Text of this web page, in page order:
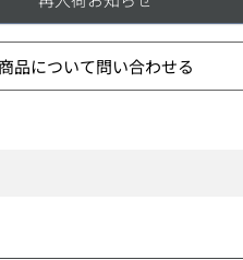
商品について問い合わせる